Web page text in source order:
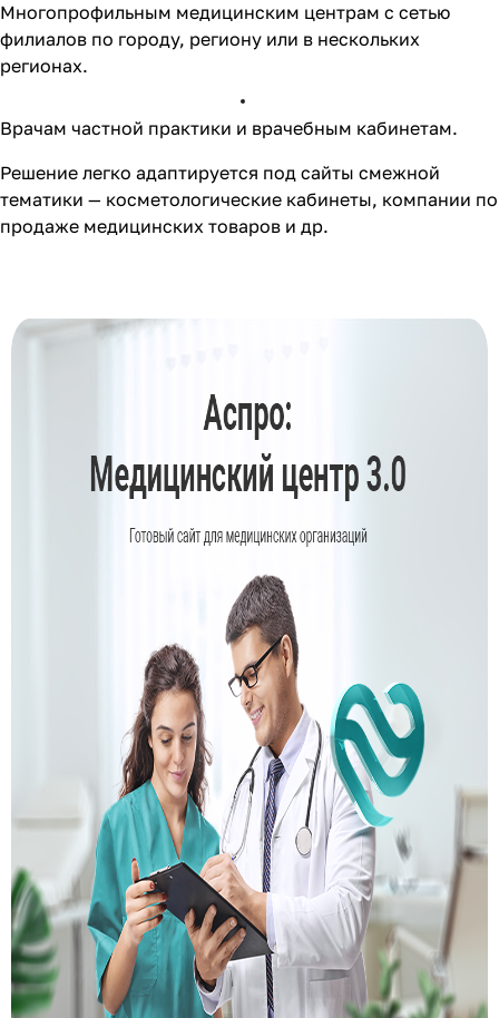
Многопрофильным медицинским центрам с сетью
филиалов по городу, региону или в нескольких
регионах.
Врачам частной практики и врачебным кабинетам.
Решение легко адаптируется под сайты смежной
тематики — косметологические кабинеты, компании по
продаже медицинских товаров и др.